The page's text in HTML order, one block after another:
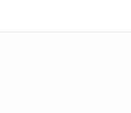
mekanınıza zarif bir